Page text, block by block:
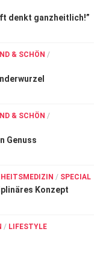
denkt ganzheitlich!”
& SCHÖN /
& SCHÖN /
Genuss
/ SPECIAL
Konzept
/ LIFESTYLE